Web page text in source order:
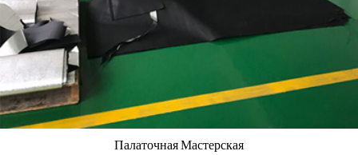
Палаточная Мастерская